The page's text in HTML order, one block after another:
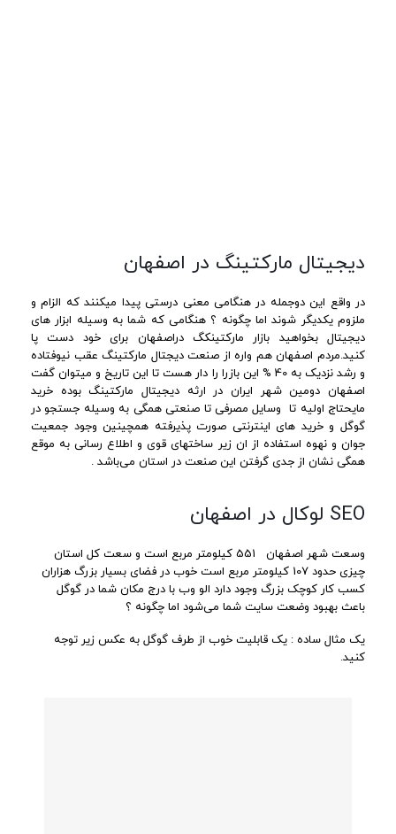
دیجیتال مارکتینگ در اصفهان
در واقع این دوجمله در هنگامی معنی درستی پیدا میکنند که الزام و
ملزوم یکدیگر شوند اما چگونه ؟ هنگامی که شما به وسیله ابزار های
دیجیتال بخواهید بازار مارکتینکگ دراصفهان برای خود دست پا
کنید.مردم اصفهان هم واره از صنعت دیجتال مارکتینگ عقب نیوفتاده
و رشد نزدیک به 40 % این بازرا را دار هست تا این تاریخ و میتوان گفت
اصفهان دومین شهر ایران در ارثه دیجیتال مارکتینگ بوده خرید
مایحتاج اولیه تا وسایل مصرفی تا صنعتی همگی به وسیله جستجو در
گوگل و خرید های اینترنتی صورت پذیرفته همچینین وجود جمعیت
جوان و نهوه استفاده از ان زیر ساختهای قوی و اطلاع رسانی به موقع
همگی نشان از جدی گرفتن این صنعت در استان می‌باشد .
SEO لوکال در اصفهان
وسعت شهر اصفهان 551 کیلومتر مربع است و سعت کل استان
چیزی حدود 107 کیلومتر مربع است خوب در فضای بسیار بزرگ هزاران
کسب کار کوچک بزرگ وجود دارد الو وب با درج مکان شما در گوگل
باعث بهبود وضعت سایت شما می‌شود اما چگونه ؟
یک مثال ساده : یک قابلیت خوب از طرف گوگل به عکس زیر توجه
کنید.